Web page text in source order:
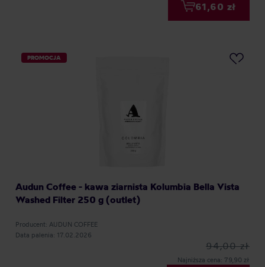
61,60 zł
PROMOCJA
Audun Coffee - kawa ziarnista Kolumbia Bella Vista
Washed Filter 250 g (outlet)
Producent: AUDUN COFFEE
Data palenia: 17.02.2026
94,00 zł
Najniższa cena: 79,90 zł